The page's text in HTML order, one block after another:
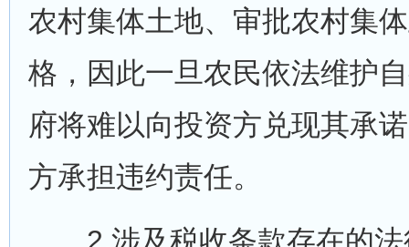
农村集体土地、审批农村集
格，因此一旦农民依法维护
府将难以向投资方兑现其承
方承担违约责任。